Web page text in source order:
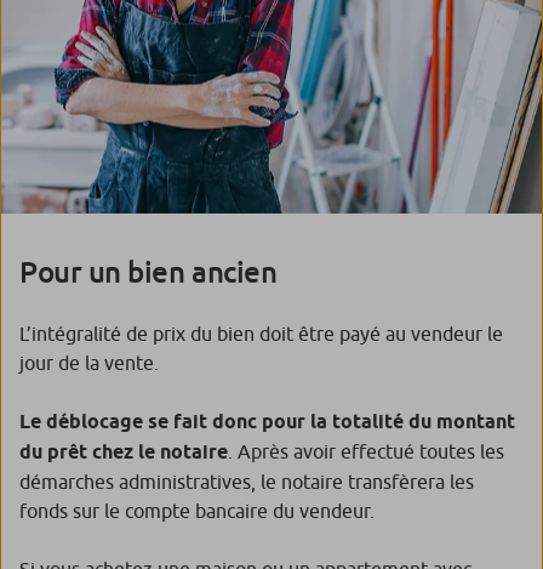
Pour un bien ancien
L’intégralité de prix du bien doit être payé au vendeur le
jour de la vente.
Le déblocage se fait donc pour la totalité du montant
du prêt chez le notaire . Après avoir effectué toutes les
démarches administratives, le notaire transfèrera les
fonds sur le compte bancaire du vendeur.